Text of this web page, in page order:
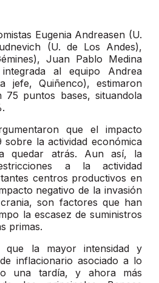
Eugenia Andreasen (U.
(U. de Los Andes),
Juan Pablo Medina
al equipo Andrea
jefe, Quiñenco), estimaron
75 puntos bases, situandola
que el impacto
sobre la actividad económica
quedar atrás. Aun así, la
a la actividad
centros productivos en
negativo de la invasión
son factores que han
la escasez de suministros
primas.
que la mayor intensidad y
inflacionario asociado a lo
una tardía, y ahora más